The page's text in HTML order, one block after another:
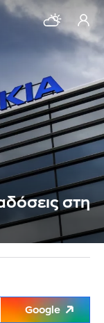
στη
Google